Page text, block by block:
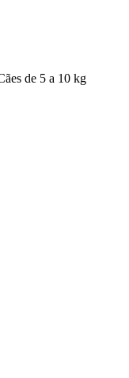
de 5 a 10 kg